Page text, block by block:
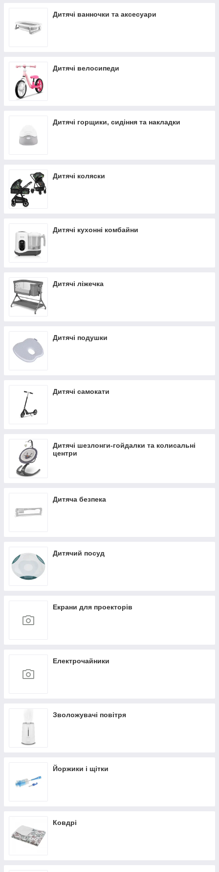
Дитячі ванночки та аксесуари
Дитячі велосипеди
Дитячі горщики, сидіння та накладки
Дитячі коляски
Дитячі кухонні комбайни
Дитячі ліжечка
Дитячі подушки
Дитячі самокати
Дитячі шезлонги-гойдалки та колисальні
центри
Дитяча безпека
Дитячий посуд
Екрани для проекторів
Електрочайники
Зволожувачі повітря
Йоржики і щітки
Ковдрі